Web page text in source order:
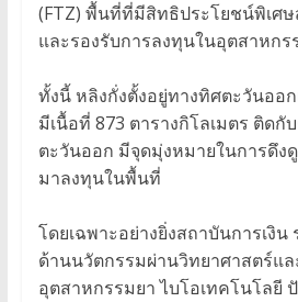
(FTZ) พื้นที่ที่มีสิทธิประโยชน์พิเศษ
และรองรับการลงทุนในอุตสาหก
ทั้งนี้ หลิงกั่งตั้งอยู่ทางทิศตะวันออก
มีเนื้อที่ 873 ตารางกิโลเมตร ติดกั
ตะวันออก มีจุดมุ่งหมายในการดึง
มาลงทุนในพื้นที่
โดยเฉพาะอย่างยิ่งสถาบันการเงิ
ด้านนวัตกรรมผ่านวิทยาศาสตร์แล
อุตสาหกรรมยา ไบโอเทคโนโลยี